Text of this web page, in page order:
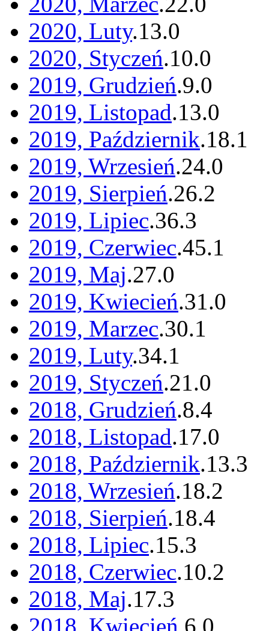
2020, Luty.13.0
2020, Styczeń.10.0
2019, Grudzień.9.0
2019, Listopad.13.0
2019, Październik.18.1
2019, Wrzesień.24.0
2019, Sierpień.26.2
2019, Lipiec.36.3
2019, Czerwiec.45.1
2019, Maj.27.0
2019, Kwiecień.31.0
2019, Marzec.30.1
2019, Luty.34.1
2019, Styczeń.21.0
2018, Grudzień.8.4
2018, Listopad.17.0
2018, Październik.13.3
2018, Wrzesień.18.2
2018, Sierpień.18.4
2018, Lipiec.15.3
2018, Czerwiec.10.2
2018, Maj.17.3